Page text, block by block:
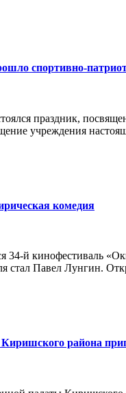
спортивно-
праздник,
учреждения
комедия
34-й кинофестиваль
стал Павел Лунгин.
района